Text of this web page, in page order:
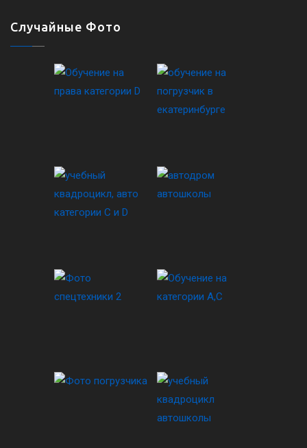
Случайные Фото